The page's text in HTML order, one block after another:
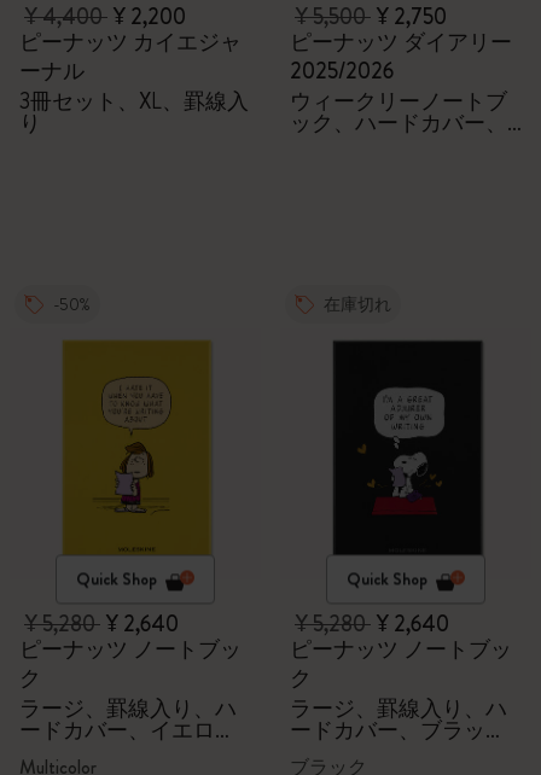
¥ 4,400¥ 2,200
ピーナッツ カイエジャ
ーナル
3冊セット、XL、罫線入
り
¥ 5,500¥ 2,750
ピーナッツ ダイアリー
2025/2026
ウィークリーノートブ
ック、ハードカバー、
-50%
Quick Shop
¥ 5,280¥ 2,640
ピーナッツ ノートブッ
ク
ラージ、罫線入り、ハ
ードカバー、イエロ
ー、ギフトボックス
Multicolor
在庫切れ
Quick Shop
¥ 5,280¥ 2,640
ピーナッツ ノートブッ
ク
ラージ、罫線入り、ハ
ードカバー、ブラッ
ク、ギフトボックス
ブラック